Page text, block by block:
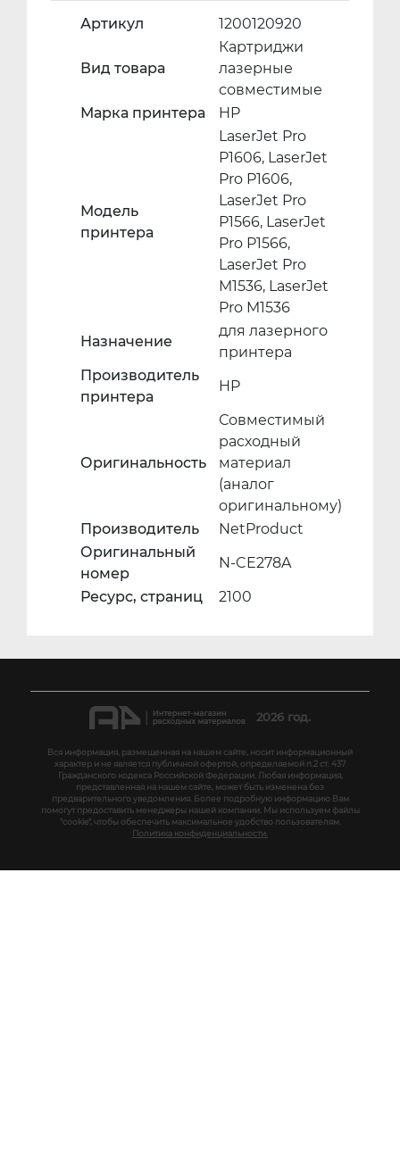
Артикул 1200120920
Вид товара
Картриджи
лазерные
совместимые
Марка принтера
HP
Модель
принтера
LaserJet Pro
P1606, LaserJet
Pro P1606,
LaserJet Pro
P1566, LaserJet
Pro P1566,
LaserJet Pro
M1536, LaserJet
Pro M1536
Назначение
для лазерного
принтера
Производитель
принтера
HP
Оригинальность
Совместимый
расходный
материал
(аналог
оригинальному)
Производитель
NetProduct
Оригинальный
номер
N-CE278A
Ресурс, страниц
2100
2026 год.
Вся информация, размещенная на нашем сайте, носит информационный
характер и не является публичной офертой, определяемой п.2 ст. 437
Гражданского кодекса Российской Федерации. Любая информация,
представленная на нашем сайте, может быть изменена без
предварительного уведомления. Более подробную информацию Вам
помогут предоставить менеджеры нашей компании. Мы используем файлы
"cookie", чтобы обеспечить максимальное удобство пользователям.
Политика конфиденциальности.